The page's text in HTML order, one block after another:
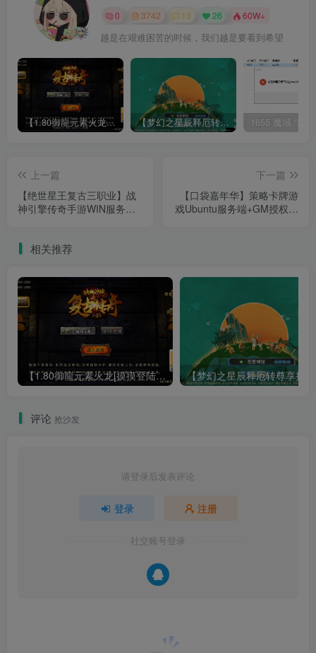
0 3742 13 26 60W+
越是在艰难困苦的时候，我们越是要看到希望
【1.80御龍元素火龙[摸摸登陆器]】战神引擎WIN服务端+GM工具+充值后台+双端+架设教程 【梦幻之星辰释厄转尊享挂机版】MT3换皮梦幻西游Linux服务端+GM后台+双端+源码+架设教程
上一篇
【绝世星王复古三职业】战
神引擎传奇手游WIN服务端
下一篇
【口袋嘉年华】策略卡牌游
戏Ubuntu服务端+GM授权后
相关推荐
【1.80御龍元素火龙[摸摸登陆器]】战神引擎WIN服务端+GM工具+充值后台+双端+架设教程
评论 抢沙发
请登录后发表评论
登录 注册
社交账号登录